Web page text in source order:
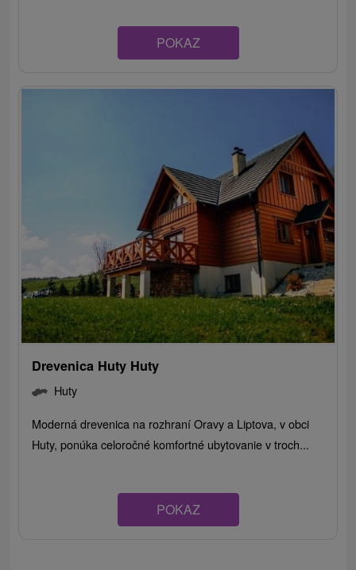
POKAZ
Drevenica Huty Huty
Huty
Moderná drevenica na rozhraní Oravy a Liptova, v obci
Huty, ponúka celoročné komfortné ubytovanie v troch...
POKAZ